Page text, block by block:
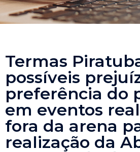
Termas
possíveis
preferência do
em eventos
fora da arena
realização da